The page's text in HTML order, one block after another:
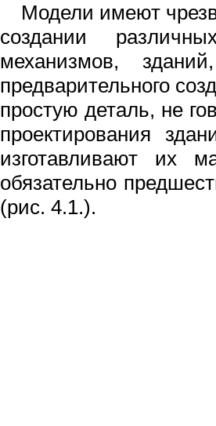
Модели имеют
создании
механизмов,
предварительного
простую деталь, не
проектирования
изготавливают их
обязательно
(рис. 4.1.).